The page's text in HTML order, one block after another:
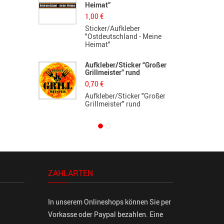
Heimat”
1,00€
Sticker/Aufkleber
"Ostdeutschland - Meine
Heimat"
Aufkleber/Sticker “Großer
Grillmeister” rund
0,70€
Aufkleber/Sticker "Großer
Grillmeister" rund
ZAHLARTEN
In unserem Onlineshops können Sie per
Vorkasse oder Paypal bezahlen. Eine